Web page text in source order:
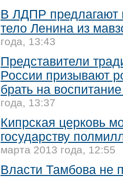
В ЛДПР предлагают
тело Ленина из
года, 13:43
Представители
России призывают
брать на
года, 13:37
Кипрская церковь
государству
марта 2013 года, 12:55
Власти Тамбова не